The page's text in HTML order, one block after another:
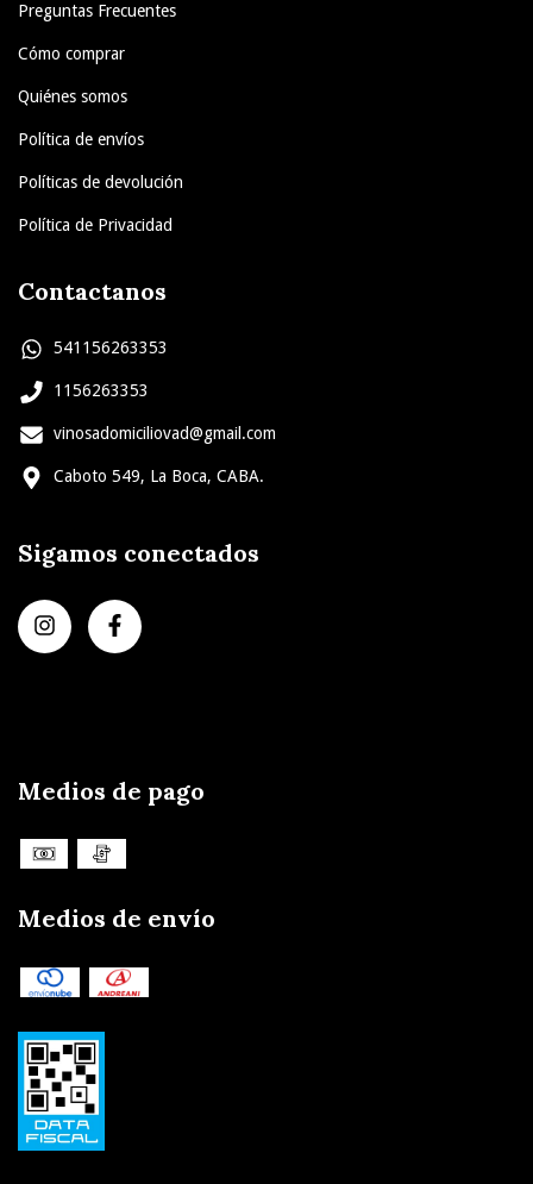
Preguntas Frecuentes
Cómo comprar
Quiénes somos
Política de envíos
Políticas de devolución
Política de Privacidad
Contactanos
541156263353
1156263353
vinosadomiciliovad@gmail.com
Caboto 549, La Boca, CABA.
Sigamos conectados
Medios de pago
Medios de envío